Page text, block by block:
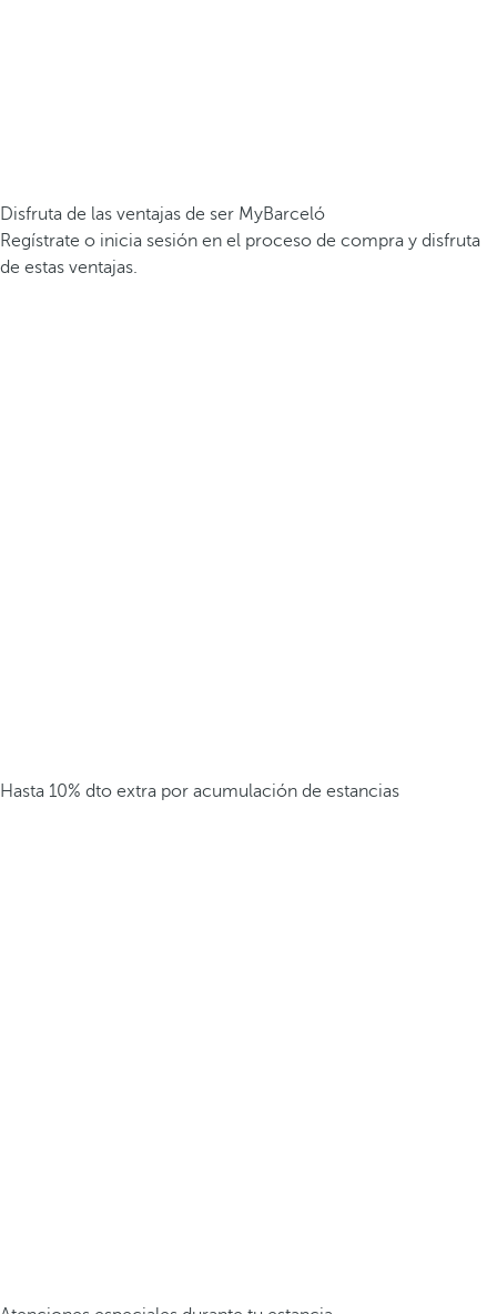
Disfruta de las ventajas de ser MyBarceló
Regístrate o inicia sesión en el proceso de compra y disfruta
de estas ventajas.
Hasta 10% dto extra por acumulación de estancias